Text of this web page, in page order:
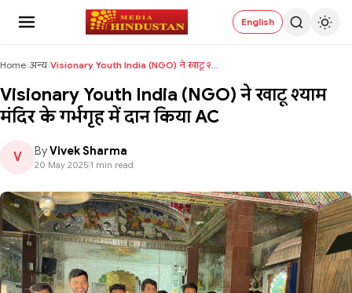
English
Home›अन्य› Visionary Youth India (NGO) ने खाटू श्याम मंदिर के...
Visionary Youth India (NGO) ने खाटू श्याम
मंदिर के गर्भगृह में दान किया AC
V ByVivek Sharma
20 May 2025 1 min read